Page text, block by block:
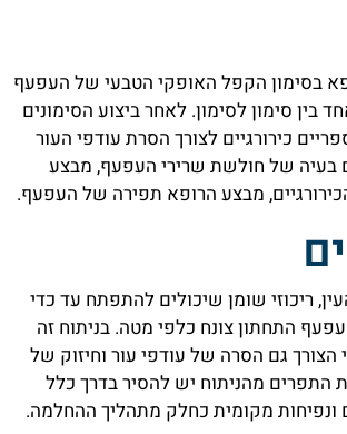
בסימון הקפל האופקי הטבעי של העפעף
בין סימון לסימון. לאחר ביצוע הסימונים
כירורגיים לצורך הסרת עודפי העור
בעיה של חולשת שרירי העפעף, מבצע
מבצע הרופא תפירה של העפעף.
ריכוזי שומן שיכולים להתפתח עד כדי
התחתון צונח כלפי מטה. בניתוח זה
גם הסרה של עודפי עור וחיזוק של
התפרים מהניתוח יש להסיר בדרך כלל